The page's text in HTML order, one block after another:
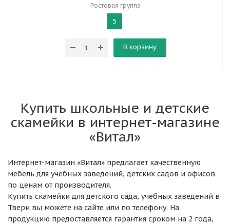
Ростовая группа
5
В корзину
Купить школьные и детские
скамейки в интернет-магазине
«Витал»
Интернет-магазин «Витал» предлагает качественную
мебель для учебных заведений, детских садов и офисов
по ценам от производителя.
Купить скамейки для детского сада, учебных заведений в
Твери вы можете на сайте или по телефону. На
продукцию предоставляется гарантия сроком на 2 года,